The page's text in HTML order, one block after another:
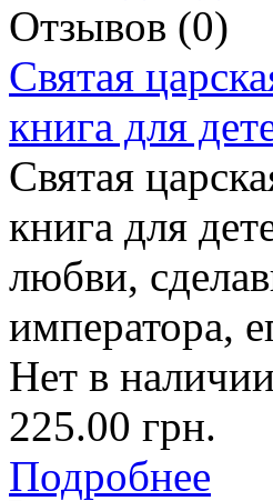
Отзывов (0)
Святая
книга для
Святая
книга для
любви,
императора,
Нет в наличии
225.00 грн.
Подробнее